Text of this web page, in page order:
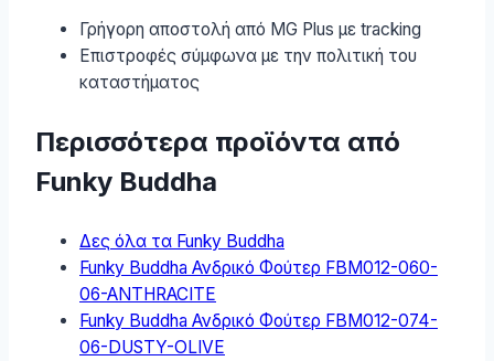
Γρήγορη αποστολή από MG Plus με tracking
Επιστροφές σύμφωνα με την πολιτική του
καταστήματος
Περισσότερα προϊόντα από
Funky Buddha
Δες όλα τα Funky Buddha
Funky Buddha Ανδρικό Φούτερ FBM012-060-
06-ANTHRACITE
Funky Buddha Ανδρικό Φούτερ FBM012-074-
06-DUSTY-OLIVE